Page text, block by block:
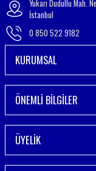
Yukarı Dudullu Mah.
İstanbul
0 850 522 9182
KURUMSAL
ÖNEMLİ BİLGİLER
ÜYELİK